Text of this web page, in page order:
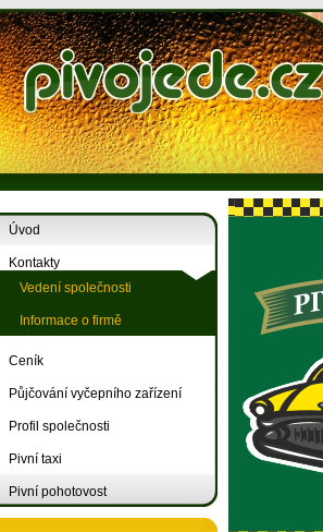
Úvod
Kontakty
Vedení společnosti
Informace o firmě
Ceník
Půjčování vyčepního zařízení
Profil společnosti
Pivní taxi
Pivní pohotovost